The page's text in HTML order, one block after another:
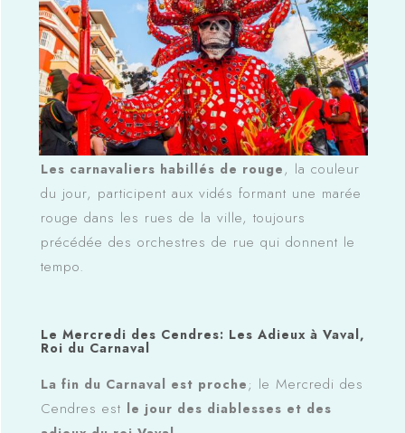
Les carnavaliers habillés de rouge, la couleur
du jour, participent aux vidés formant une marée
rouge dans les rues de la ville, toujours
précédée des orchestres de rue qui donnent le
tempo.
Le Mercredi des Cendres: Les Adieux à Vaval,
Roi du Carnaval
La fin du Carnaval est proche; le Mercredi des
Cendres est le jour des diablesses et des